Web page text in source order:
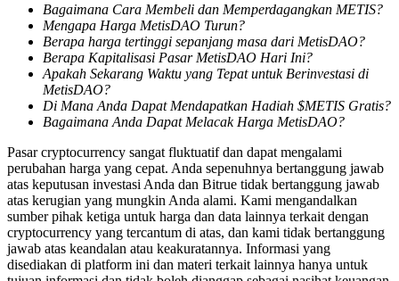
Pinjaman
Layanan pinjaman yang didukung Crypto
Bagaimana Cara Membeli dan Memperdagangkan METIS?
Mengapa Harga MetisDAO Turun?
Berapa harga tertinggi sepanjang masa dari MetisDAO?
Berapa Kapitalisasi Pasar MetisDAO Hari Ini?
Apakah Sekarang Waktu yang Tepat untuk Berinvestasi di
MetisDAO?
Di Mana Anda Dapat Mendapatkan Hadiah $METIS Gratis?
Bagaimana Anda Dapat Melacak Harga MetisDAO?
Pasar cryptocurrency sangat fluktuatif dan dapat mengalami
perubahan harga yang cepat. Anda sepenuhnya bertanggung jawab
atas keputusan investasi Anda dan Bitrue tidak bertanggung jawab
atas kerugian yang mungkin Anda alami. Kami mengandalkan
sumber pihak ketiga untuk harga dan data lainnya terkait dengan
cryptocurrency yang tercantum di atas, dan kami tidak bertanggung
jawab atas keandalan atau keakuratannya. Informasi yang
disediakan di platform ini dan materi terkait lainnya hanya untuk